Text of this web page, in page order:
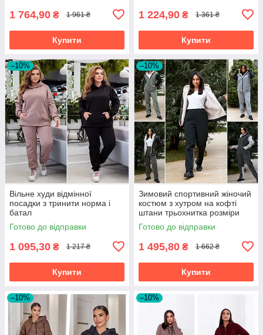
1 764,90 ₴ 1 961 ₴
Купити
1 224,90 ₴ 1 361 ₴
Купити
–10%
Вільне худи відмінної
посадки з тринити норма і
батал
Готово до відправки
1 095,30 ₴ 1 217 ₴
Купити
–10%
Зимовий спортивний жіночий
костюм з хутром на кофті
штани трьохнитка розміри
батал
Готово до відправки
1 495,80 ₴ 1 662 ₴
Купити
–10% –10%